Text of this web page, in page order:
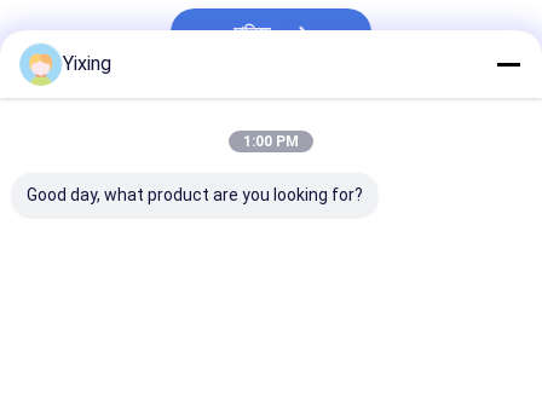
อุปกรณ์ Dewatering เซรามิก
চালিয়ে
Yixing
1:00 PM
Good day, what product are you looking for?